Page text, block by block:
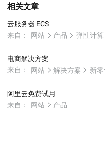
相关文章
云服务器 ECS
来自：
网站 产品 弹性计算
电商解决方案
来自：
网站 解决方案 新零
阿里云免费试用
来自：
网站 产品